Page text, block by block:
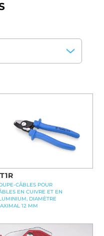
CÂBLES POUR
EN CUIVRE ET EN
DIAMÈTRE
12 MM